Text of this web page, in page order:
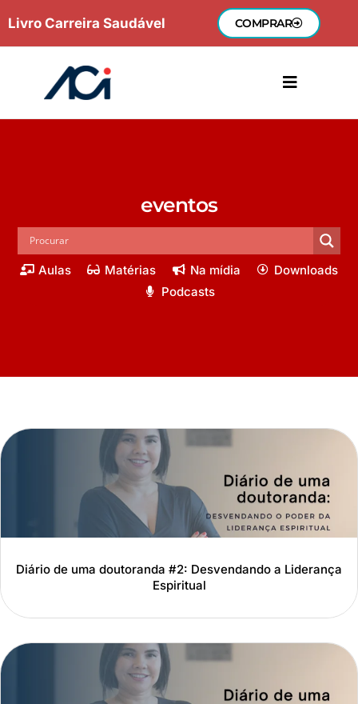
para
Livro Carreira Saudável COMPRAR
eventos
Aulas Matérias Na mídia
Downloads
Podcasts
Diário de uma doutoranda #2: Desvendando a Liderança
Espiritual